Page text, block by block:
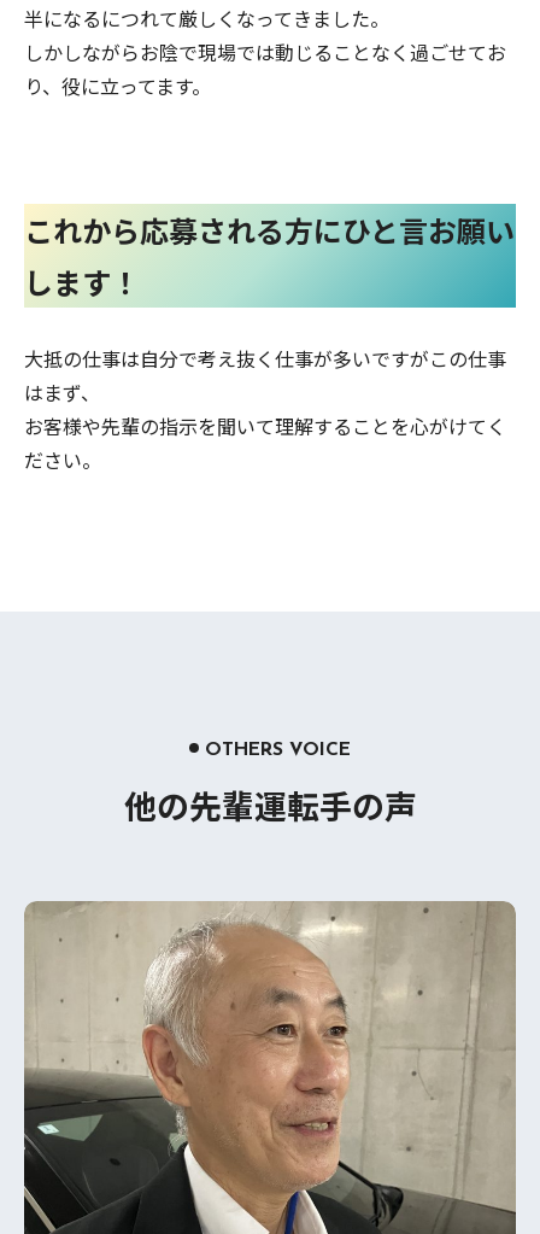
半になるにつれて厳しくなってきました。
しかしながらお陰で現場では動じることなく過ごせてお
り、役に立ってます。
これから応募される方にひと言お願い
します！
大抵の仕事は自分で考え抜く仕事が多いですがこの仕事
はまず、
お客様や先輩の指示を聞いて理解することを心がけてく
ださい。
OTHERS VOICE
他の先輩運転手の声